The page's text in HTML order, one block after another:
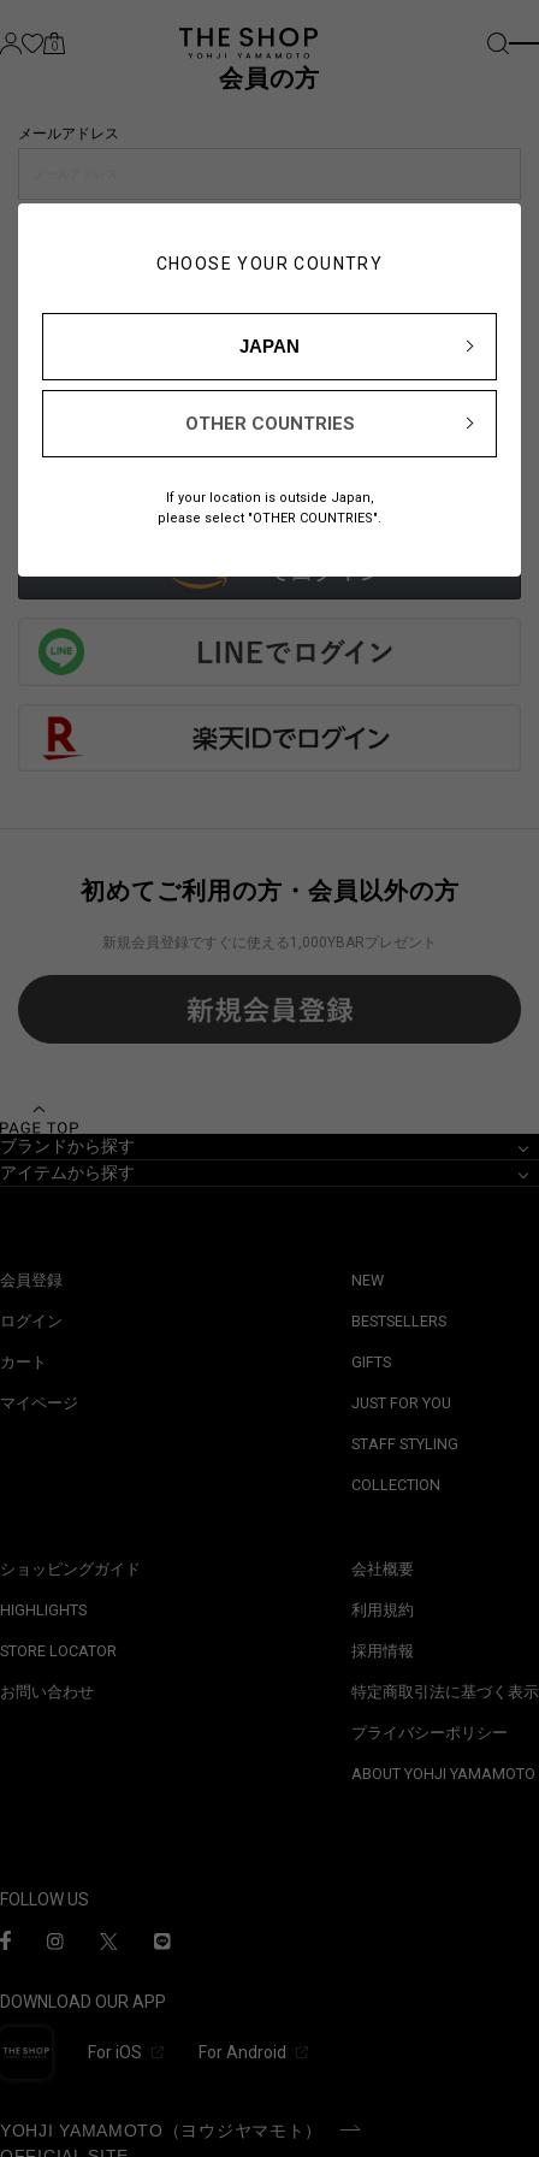
CHOOSE YOUR COUNTRY
JAPAN
OTHER COUNTRIES
If your location is outside Japan,
please select "OTHER COUNTRIES".
0
会員の方
メールアドレス
こちら
または
初めてご利用の方・会員以外の方
新規会員登録ですぐに使える1,000YBARプレゼント
ブランドから探す
アイテムから探す
会員登録
ログイン
カート
マイページ
ショッピングガイド
HIGHLIGHTS
STORE LOCATOR
お問い合わせ
NEW
BESTSELLERS
GIFTS
JUST FOR YOU
STAFF STYLING
COLLECTION
会社概要
利用規約
採用情報
特定商取引法に基づく表示
プライバシーポリシー
ABOUT YOHJI YAMAMOTO
FOLLOW US
DOWNLOAD OUR APP
For iOS For Android
YOHJI YAMAMOTO（ヨウジヤマモト）